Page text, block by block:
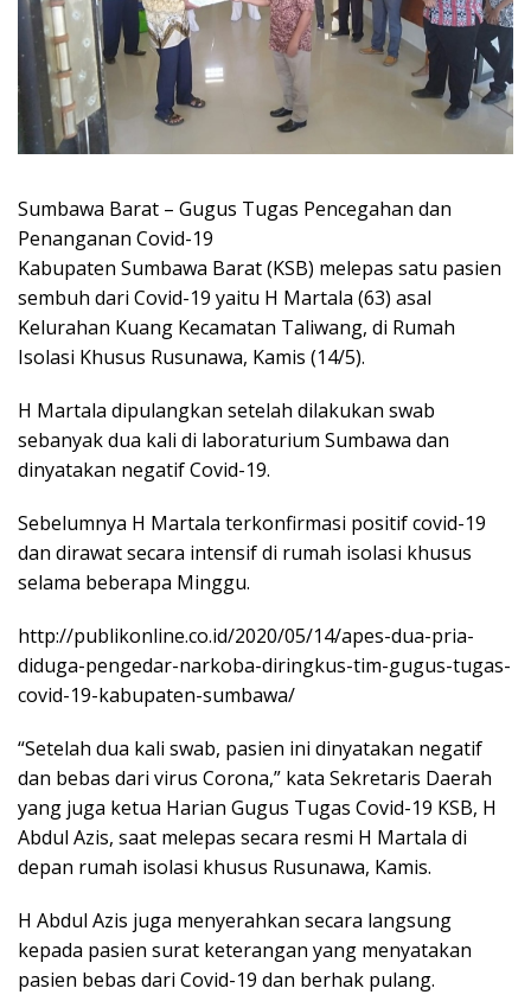
Sumbawa Barat – Gugus Tugas Pencegahan dan
Penanganan Covid-19
Kabupaten Sumbawa Barat (KSB) melepas satu pasien
sembuh dari Covid-19 yaitu H Martala (63) asal
Kelurahan Kuang Kecamatan Taliwang, di Rumah
Isolasi Khusus Rusunawa, Kamis (14/5).
H Martala dipulangkan setelah dilakukan swab
sebanyak dua kali di laboraturium Sumbawa dan
dinyatakan negatif Covid-19.
Sebelumnya H Martala terkonfirmasi positif covid-19
dan dirawat secara intensif di rumah isolasi khusus
selama beberapa Minggu.
http://publikonline.co.id/2020/05/14/apes-dua-pria-
diduga-pengedar-narkoba-diringkus-tim-gugus-tugas-
covid-19-kabupaten-sumbawa/
“Setelah dua kali swab, pasien ini dinyatakan negatif
dan bebas dari virus Corona,” kata Sekretaris Daerah
yang juga ketua Harian Gugus Tugas Covid-19 KSB, H
Abdul Azis, saat melepas secara resmi H Martala di
depan rumah isolasi khusus Rusunawa, Kamis.
H Abdul Azis juga menyerahkan secara langsung
kepada pasien surat keterangan yang menyatakan
pasien bebas dari Covid-19 dan berhak pulang.